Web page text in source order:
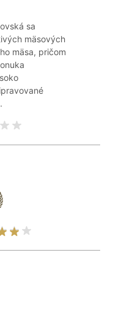
sa
mäsových
mäsa, pričom